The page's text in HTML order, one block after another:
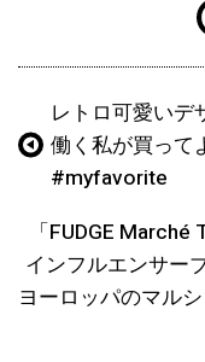
レトロ可愛いデ
働く私が買って
#myfavorite
「FUDGE
インフルエンサー
ヨーロッパのマル